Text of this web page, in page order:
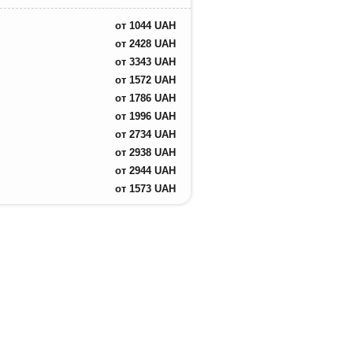
от 1044 UAH
от 2428 UAH
от 3343 UAH
от 1572 UAH
от 1786 UAH
от 1996 UAH
от 2734 UAH
от 2938 UAH
от 2944 UAH
от 1573 UAH